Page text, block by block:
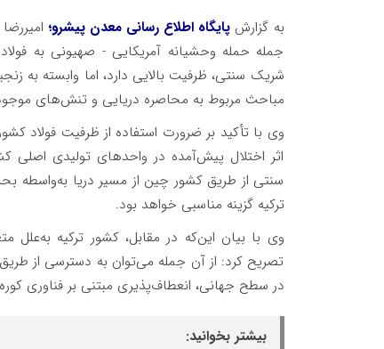
به گزارش پایگاه اطلاع رسانی معدن پیشرو؛
جمله حمله وحشیانه آمریکایی - صهیونی به
شریک سنتی، ظرفیت بالایی دارد، اما وابسته به
مباحث مربوط به محاصره دریایی و تنش‌های
وی با تأکید بر ضرورت استفاده از ظرفیت فولاد
اثر اختلال پیش‌آمده در واحدهای تولیدی
سنتی از طریق کشور چین از مسیر دریا
ترکیه گزینه مناسبی خواهد بود.
وی با بیان این‌که در مقابل، کشور ترکیه به‌علل
تصریح کرد: از آن جمله می‌توان به دسترسی از
در سطح جهانی، انعطاف‌پذیری مبتنی بر فناوری
بیشتر بخوانید: